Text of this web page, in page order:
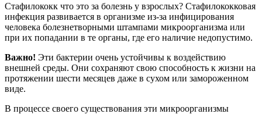
Стафилококк что это за болезнь у взрослых? Стафилококковая
инфекция развивается в организме из-за инфицирования
человека болезнетворными штампами микроорганизма или
при их попадании в те органы, где его наличие недопустимо.
Важно! Эти бактерии очень устойчивы к воздействию
внешней среды. Они сохраняют свою способность к жизни на
протяжении шести месяцев даже в сухом или замороженном
виде.
В процессе своего существования эти микроорганизмы